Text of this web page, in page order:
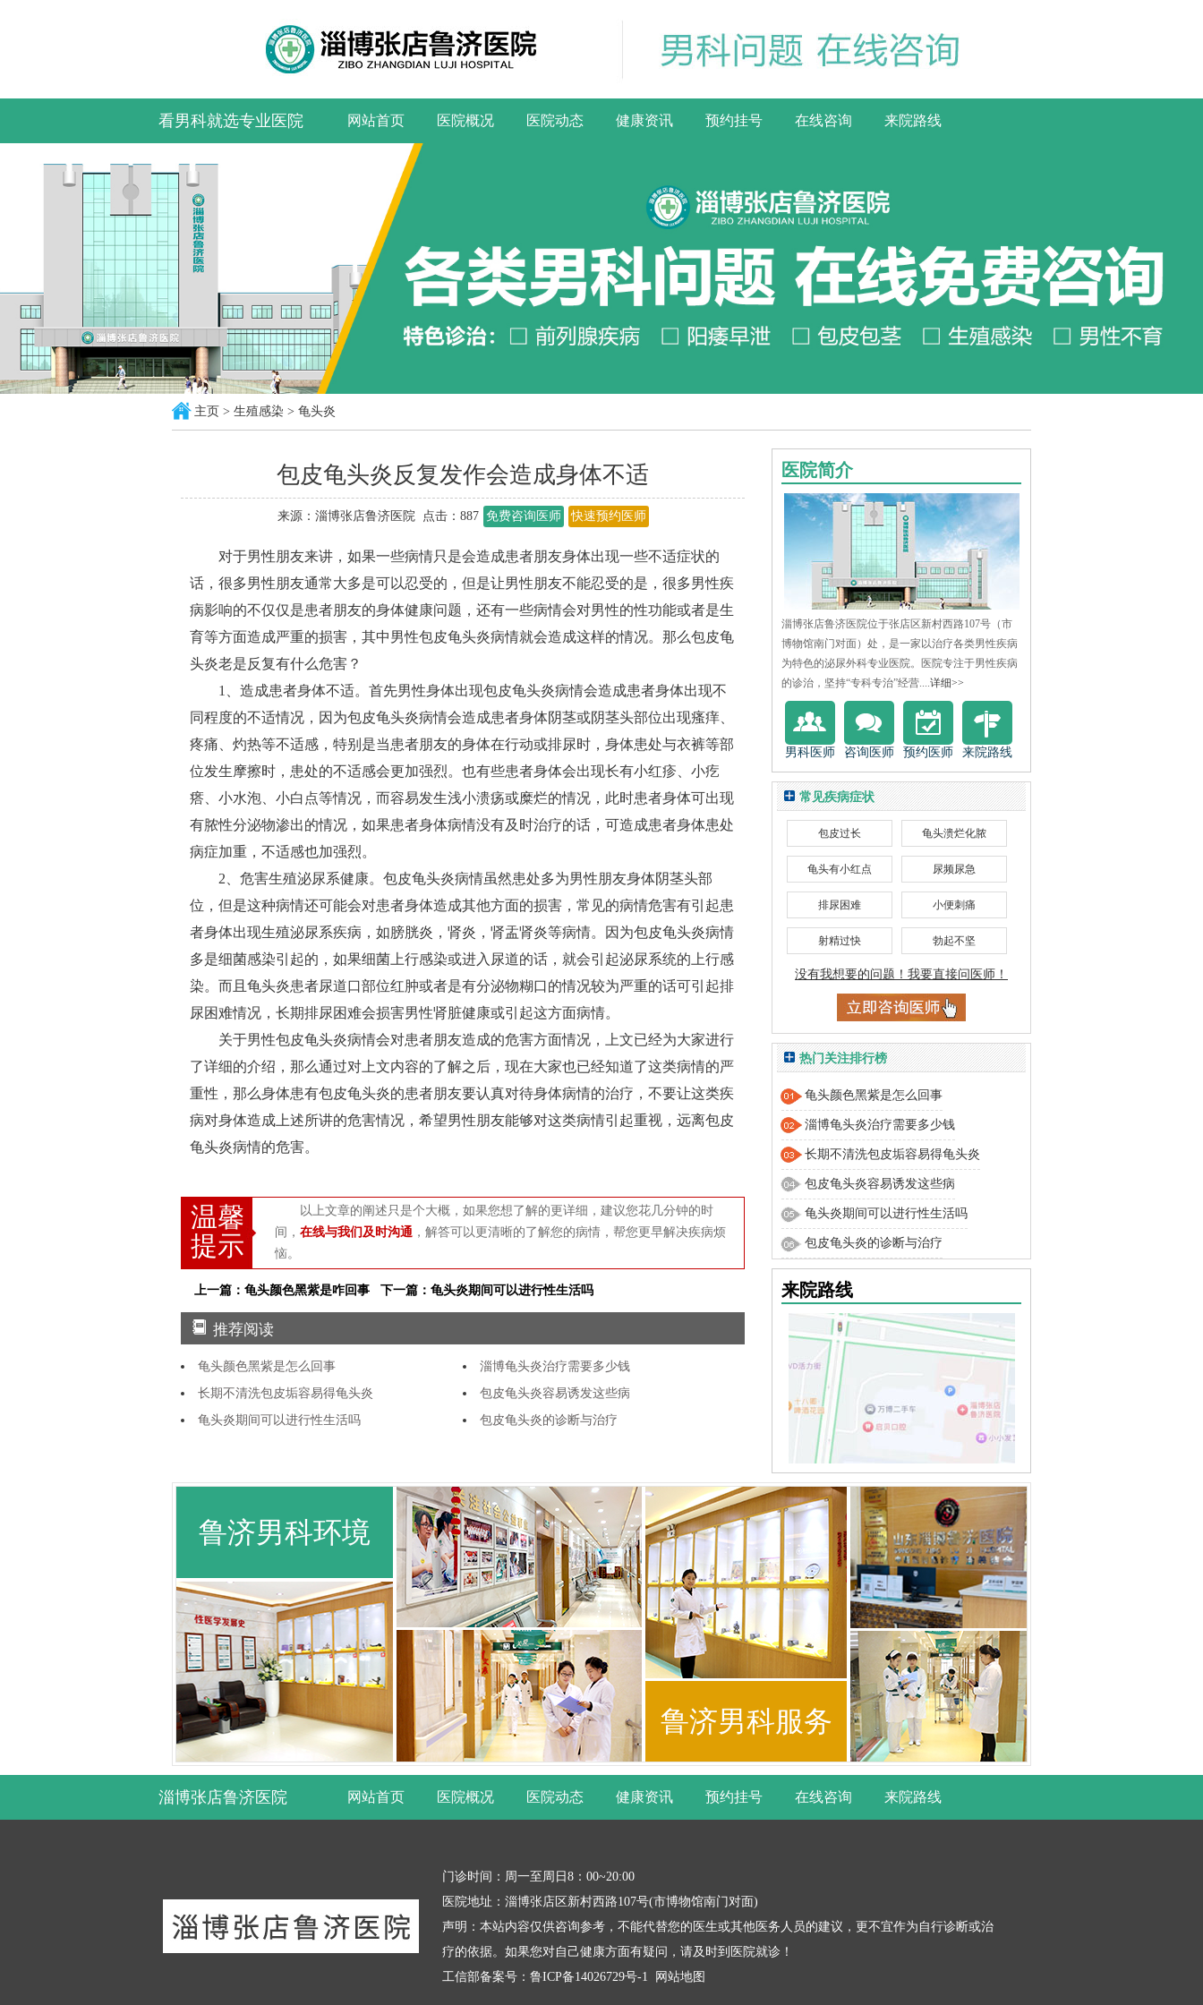
看男科就选专业医院 网站首页 医院概况 医院动态 健康资讯 预约挂号 在线咨询 来院路线
主页 > 生殖感染 > 龟头炎
包皮龟头炎反复发作会造成身体不适
来源：淄博张店鲁济医院 点击： 887 免费咨询医师 快速预约医师
对于男性朋友来讲，如果一些病情只是会造成患者朋友身体出现一些不适症状的
话，很多男性朋友通常大多是可以忍受的，但是让男性朋友不能忍受的是，很多男性疾
病影响的不仅仅是患者朋友的身体健康问题，还有一些病情会对男性的性功能或者是生
育等方面造成严重的损害，其中男性包皮龟头炎病情就会造成这样的情况。那么包皮龟
头炎老是反复有什么危害？
1、造成患者身体不适。首先男性身体出现包皮龟头炎病情会造成患者身体出现不
同程度的不适情况，因为包皮龟头炎病情会造成患者身体阴茎或阴茎头部位出现瘙痒、
疼痛、灼热等不适感，特别是当患者朋友的身体在行动或排尿时，身体患处与衣裤等部
位发生摩擦时，患处的不适感会更加强烈。也有些患者身体会出现长有小红疹、小疙
瘩、小水泡、小白点等情况，而容易发生浅小溃疡或糜烂的情况，此时患者身体可出现
有脓性分泌物渗出的情况，如果患者身体病情没有及时治疗的话，可造成患者身体患处
病症加重，不适感也加强烈。
2、危害生殖泌尿系健康。包皮龟头炎病情虽然患处多为男性朋友身体阴茎头部
位，但是这种病情还可能会对患者身体造成其他方面的损害，常见的病情危害有引起患
者身体出现生殖泌尿系疾病，如膀胱炎，肾炎，肾盂肾炎等病情。因为包皮龟头炎病情
多是细菌感染引起的，如果细菌上行感染或进入尿道的话，就会引起泌尿系统的上行感
染。而且龟头炎患者尿道口部位红肿或者是有分泌物糊口的情况较为严重的话可引起排
尿困难情况，长期排尿困难会损害男性肾脏健康或引起这方面病情。
关于男性包皮龟头炎病情会对患者朋友造成的危害方面情况，上文已经为大家进行
了详细的介绍，那么通过对上文内容的了解之后，现在大家也已经知道了这类病情的严
重性，那么身体患有包皮龟头炎的患者朋友要认真对待身体病情的治疗，不要让这类疾
病对身体造成上述所讲的危害情况，希望男性朋友能够对这类病情引起重视，远离包皮
龟头炎病情的危害。
温馨
提示
以上文章的阐述只是个大概，如果您想了解的更详细，建议您花几分钟的时
间， 在线与我们及时沟通 ，解答可以更清晰的了解您的病情，帮您更早解决疾病烦
恼。
上一篇：龟头颜色黑紫是咋回事 下一篇：龟头炎期间可以进行性生活吗
推荐阅读
龟头颜色黑紫是怎么回事
淄博龟头炎治疗需要多少钱
长期不清洗包皮垢容易得龟头炎
包皮龟头炎容易诱发这些病
龟头炎期间可以进行性生活吗
包皮龟头炎的诊断与治疗
医院简介
淄博张店鲁济医院位于张店区新村西路107号（市
博物馆南门对面）处，是一家以治疗各类男性疾病
为特色的泌尿外科专业医院。医院专注于男性疾病
的诊治，坚持“专科专治”经营....详细>>
男科医师 咨询医师 预约医师 来院路线
常见疾病症状
包皮过长 龟头溃烂化脓
龟头有小红点 尿频尿急
排尿困难 小便刺痛
射精过快 勃起不坚
没有我想要的问题！我要直接问医师！
热门关注排行榜
龟头颜色黑紫是怎么回事
淄博龟头炎治疗需要多少钱
长期不清洗包皮垢容易得龟头炎
包皮龟头炎容易诱发这些病
龟头炎期间可以进行性生活吗
包皮龟头炎的诊断与治疗
来院路线
鲁济男科环境
鲁济男科服务
淄博张店鲁济医院 网站首页 医院概况 医院动态 健康资讯 预约挂号 在线咨询 来院路线
门诊时间：周一至周日8：00~20:00
医院地址：淄博张店区新村西路107号(市博物馆南门对面)
声明：本站内容仅供咨询参考，不能代替您的医生或其他医务人员的建议，更不宜作为自行诊断或治
疗的依据。如果您对自己健康方面有疑问，请及时到医院就诊！
工信部备案号： 鲁ICP备14026729号-1 网站地图